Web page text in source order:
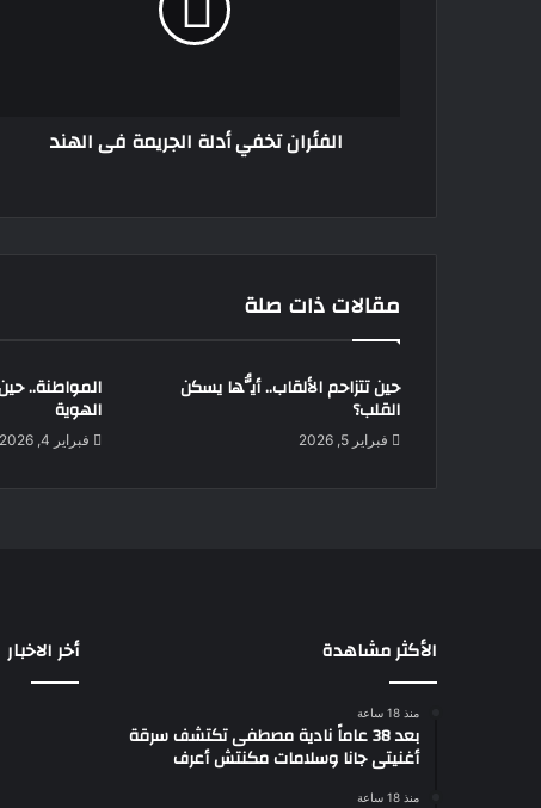
الفئران تخفي أدلة الجريمة فى الهند
مقالات ذات صلة
حين تتزاحم الألقاب.. أيُّها يسكن
القلب؟
فبراير 5, 2026
المواطنة..
الهوية
فبراير 4, 2026
الأكثر مشاهدة
منذ 18 ساعة
بعد 38 عاماً نادية مصطفى تكتشف سرقة
أغنيتى جانا وسلامات مكنتش أعرف
منذ 18 ساعة
أخر الاخبار